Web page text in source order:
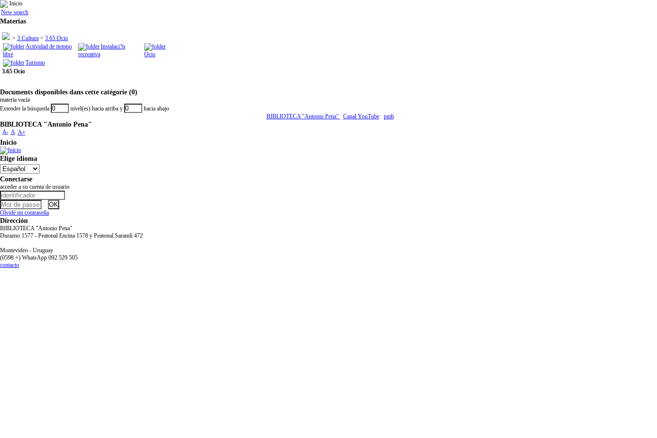
Inicio
New search
Materias
> 3 Cultura > 3.65 Ocio
Actividad de tiempo
libre
Instalaci?n
recreativa
Ocio
Turismo
3.65 Ocio
Documents disponibles dans cette catégorie (0)
materia vacía
Extender la búsqueda
nivel(es) hacia arriba y
hacia abajo
BIBLIOTECA "Antonio Pena"
Canal YouTube pmb
BIBLIOTECA "Antonio Pena"
A- A A+
Inicio
Elige idioma
Conectarse
acceder a su cuenta de usuario
Olvidé mi contraseña
Dirección
BIBLIOTECA "Antonio Pena"
Durazno 1577 - Peatonal Encina 1578 y Peatonal Sarandí 472
Montevideo - Uruguay
(0598 +) WhatsApp 092 529 505
contacto